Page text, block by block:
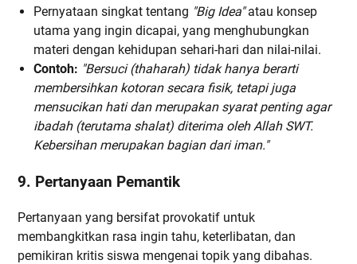
Pernyataan singkat tentang "Big Idea"atau konsep
utama yang ingin dicapai, yang menghubungkan
materi dengan kehidupan sehari-hari dan nilai-nilai.
Contoh: "Bersuci (thaharah) tidak hanya berarti
membersihkan kotoran secara fisik, tetapi juga
mensucikan hati dan merupakan syarat penting agar
ibadah (terutama shalat) diterima oleh Allah SWT.
Kebersihan merupakan bagian dari iman."
9. Pertanyaan Pemantik
Pertanyaan yang bersifat provokatif untuk
membangkitkan rasa ingin tahu, keterlibatan, dan
pemikiran kritis siswa mengenai topik yang dibahas.